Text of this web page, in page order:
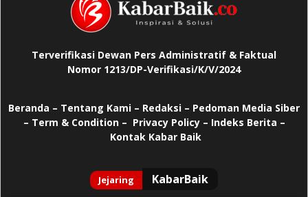
Terverifikasi Dewan Pers Administratif & Faktual
Nomor 1213/DP-Verifikasi/K/V/2024
Beranda – Tentang Kami – Redaksi – Pedoman Media Siber
– Term & Condition – Privacy Policy– Indeks Berita –
Kontak Kabar Baik